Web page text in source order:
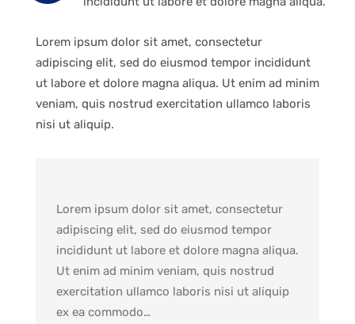
Lorem ipsum dolor sit amet, consectetur
adipiscing elit, sed do eiusmod tempor incididunt
ut labore et dolore magna aliqua. Ut enim ad minim
veniam, quis nostrud exercitation ullamco laboris
nisi ut aliquip.
Lorem ipsum dolor sit amet, consectetur
adipiscing elit, sed do eiusmod tempor
incididunt ut labore et dolore magna aliqua.
Ut enim ad minim veniam, quis nostrud
exercitation ullamco laboris nisi ut aliquip
ex ea commodo…